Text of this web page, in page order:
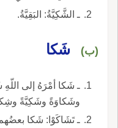
ـ الشَّكِيَّةُ: البَقِيَّةُ.
(ب) شَكا
ـ شَكا أمْرَهُ إلى
وشَكاوَةً وشَكِيَّةً
ـ تَشَاكَوْا: شَكا